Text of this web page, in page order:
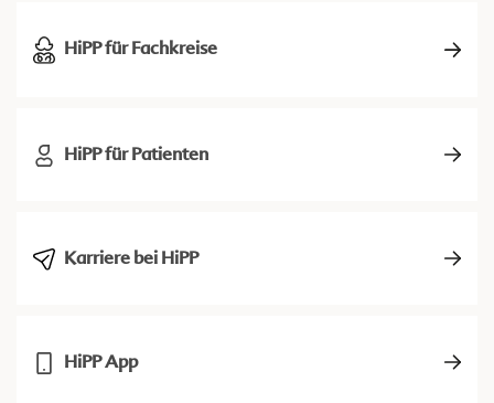
HiPP für Fachkreise
HiPP für Patienten
Karriere bei HiPP
HiPP App